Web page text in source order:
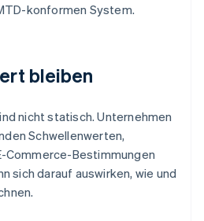
konformen System.
bleiben
nicht statisch. Unternehmen
Schwellenwerten,
Commerce-Bestimmungen
sich darauf auswirken, wie und